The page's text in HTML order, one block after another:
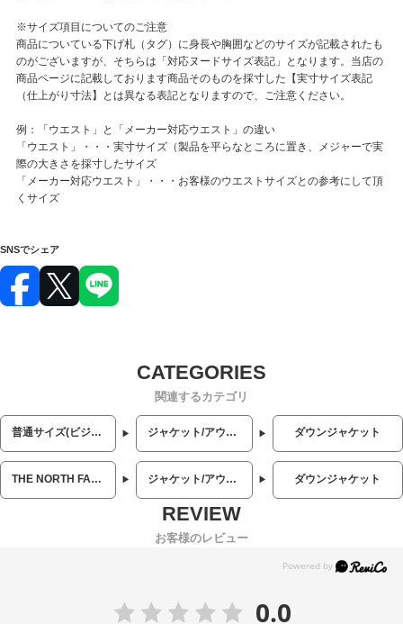
※サイズ項目についてのご注意
商品についている下げ札（タグ）に身長や胸囲などのサイズが記載されたも
のがございますが、そちらは「対応ヌードサイズ表記」となります。当店の
商品ページに記載しております商品そのものを採寸した【実寸サイズ表記
（仕上がり寸法】とは異なる表記となりますので、ご注意ください。
例：「ウエスト」と「メーカー対応ウエスト」の違い
「ウエスト」・・・実寸サイズ（製品を平らなところに置き、メジャーで実
際の大きさを採寸したサイズ
「メーカー対応ウエスト」・・・お客様のウエストサイズとの参考にして頂
くサイズ
SNSでシェア
関連するカテゴリ
普通サイズ(ビジネス・カジュアル) ジャケット/アウター ダウンジャケット
THE NORTH FACE (ザ ノースフェイス) ジャケット/アウター ダウンジャケット
お客様のレビュー
0.0